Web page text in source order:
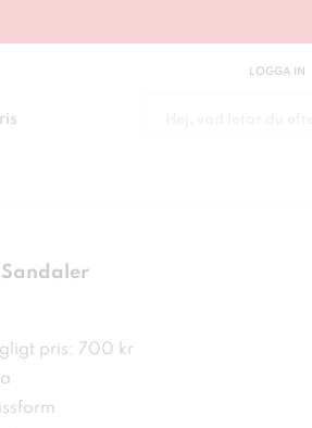
LOGGA IN
Sandaler
pris: 700 kr